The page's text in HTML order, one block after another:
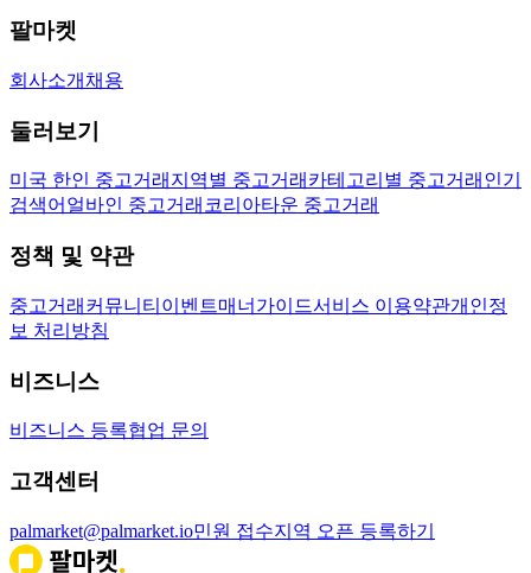
팔마켓
회사소개 채용
둘러보기
미국 한인 중고거래 지역별 중고거래 카테고리별 중고거래 인기
검색어 얼바인 중고거래 코리아타운 중고거래
정책 및 약관
중고거래 커뮤니티 이벤트매너가이드서비스 이용약관개인정
보 처리방침
비즈니스
비즈니스 등록협업 문의
고객센터
palmarket@palmarket.io민원 접수지역 오픈 등록하기